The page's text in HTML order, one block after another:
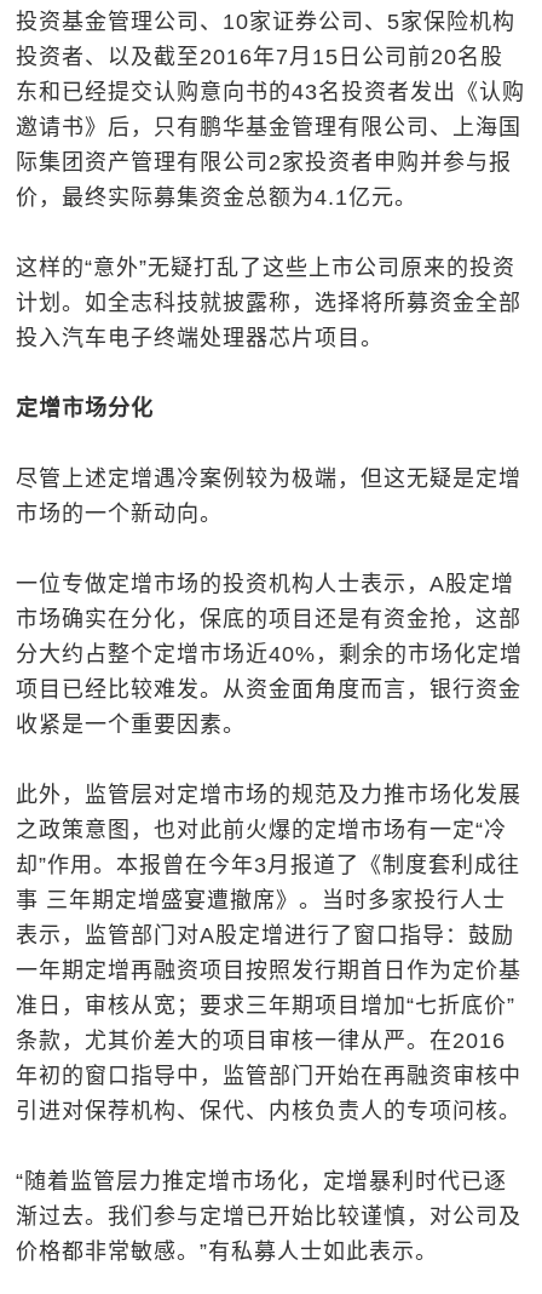
投资基金管理公司、10家证券公司、5家保险机构
投资者、以及截至2016年7月15日公司前20名股
东和已经提交认购意向书的43名投资者发出《认购
邀请书》后，只有鹏华基金管理有限公司、上海国
际集团资产管理有限公司2家投资者申购并参与报
价，最终实际募集资金总额为4.1亿元。
这样的“意外”无疑打乱了这些上市公司原来的投资
计划。如全志科技就披露称，选择将所募资金全部
投入汽车电子终端处理器芯片项目。
定增市场分化
尽管上述定增遇冷案例较为极端，但这无疑是定增
市场的一个新动向。
一位专做定增市场的投资机构人士表示，A股定增
市场确实在分化，保底的项目还是有资金抢，这部
分大约占整个定增市场近40%，剩余的市场化定增
项目已经比较难发。从资金面角度而言，银行资金
收紧是一个重要因素。
此外，监管层对定增市场的规范及力推市场化发展
之政策意图，也对此前火爆的定增市场有一定“冷
却”作用。本报曾在今年3月报道了《制度套利成往
事 三年期定增盛宴遭撤席》。当时多家投行人士
表示，监管部门对A股定增进行了窗口指导：鼓励
一年期定增再融资项目按照发行期首日作为定价基
准日，审核从宽；要求三年期项目增加“七折底价”
条款，尤其价差大的项目审核一律从严。在2016
年初的窗口指导中，监管部门开始在再融资审核中
引进对保荐机构、保代、内核负责人的专项问核。
“随着监管层力推定增市场化，定增暴利时代已逐
渐过去。我们参与定增已开始比较谨慎，对公司及
价格都非常敏感。”有私募人士如此表示。